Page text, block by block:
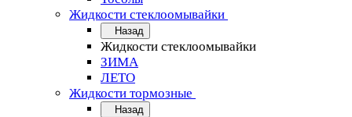
Жидкости стеклоомывайки
Назад
Жидкости стеклоомывайки
ЗИМА
ЛЕТО
Жидкости тормозные
Назад